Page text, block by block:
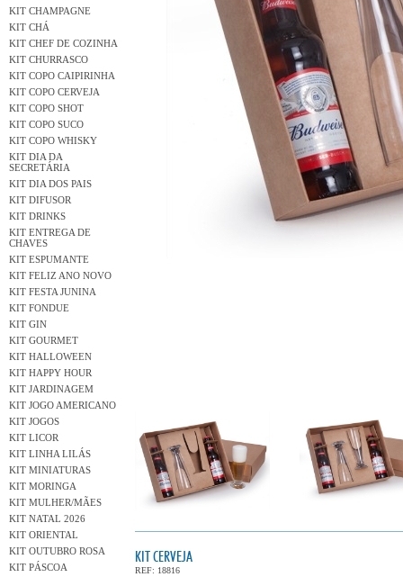
KIT CHAMPAGNE
KIT CHÁ
KIT CHEF DE COZINHA
KIT CHURRASCO
KIT COPO CAIPIRINHA
KIT COPO CERVEJA
KIT COPO SHOT
KIT COPO SUCO
KIT COPO WHISKY
KIT DIA DA
SECRETÁRIA
KIT DIA DOS PAIS
KIT DIFUSOR
KIT DRINKS
KIT ENTREGA DE
CHAVES
KIT ESPUMANTE
KIT FELIZ ANO NOVO
KIT FESTA JUNINA
KIT FONDUE
KIT GIN
KIT GOURMET
KIT HALLOWEEN
KIT HAPPY HOUR
KIT JARDINAGEM
KIT JOGO AMERICANO
KIT JOGOS
KIT LICOR
KIT LINHA LILÁS
KIT MINIATURAS
KIT MORINGA
KIT MULHER/MÃES
KIT NATAL 2026
KIT ORIENTAL
KIT OUTUBRO ROSA
KIT PÁSCOA
KIT CERVEJA
REF: 18816